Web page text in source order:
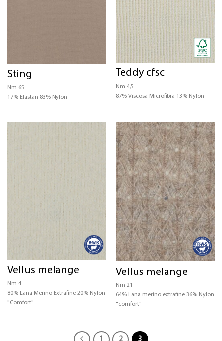
Sting
Nm 65
17% Elastan 83% Nylon
Teddy cfsc
Nm 4,5
87% Viscosa Microfibra 13% Nylon
Vellus melange
Nm 4
80% Lana Merino Extrafine 20% Nylon
"Comfort"
Vellus melange
Nm 21
64% Lana merino extrafine 36% Nylon
"comfort"
1 2 3